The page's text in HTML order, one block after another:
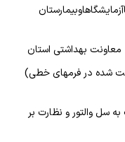
شده در فرمهای خطی)
سل والتور و نظارت بر